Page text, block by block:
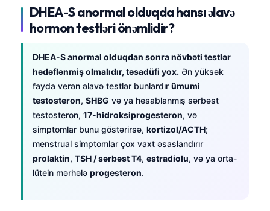
DHEA-S anormal olduqda hansı əlavə
hormon testləri önəmlidir?
DHEA-S anormal olduqdan sonra növbəti testlər
hədəflənmiş olmalıdır, təsadüfi yox. Ən yüksək
fayda verən əlavə testlər bunlardır ümumi
testosteron, SHBG və ya hesablanmış sərbəst
testosteron, 17-hidroksiprogesteron, və
simptomlar bunu göstərirsə, kortizol/ACTH;
menstrual simptomlar çox vaxt əsaslandırır
prolaktin, TSH / sərbəst T4, estradiolu, və ya orta-
lütein mərhələ progesteron.
தமிழ்
ગુજરાતી
ಕನ್ನಡ
മലയാളം
Bahasa Melayu
Tiếng Việt